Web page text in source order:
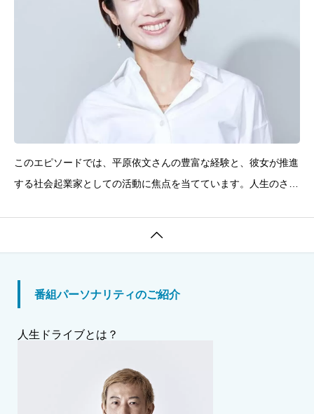
このエピソードでは、平原依文さんの豊富な経験と、彼女が推進
する社会起業家としての活動に焦点を当てています。人生のさま

番組パーソナリティのご紹介
人生ドライブとは？